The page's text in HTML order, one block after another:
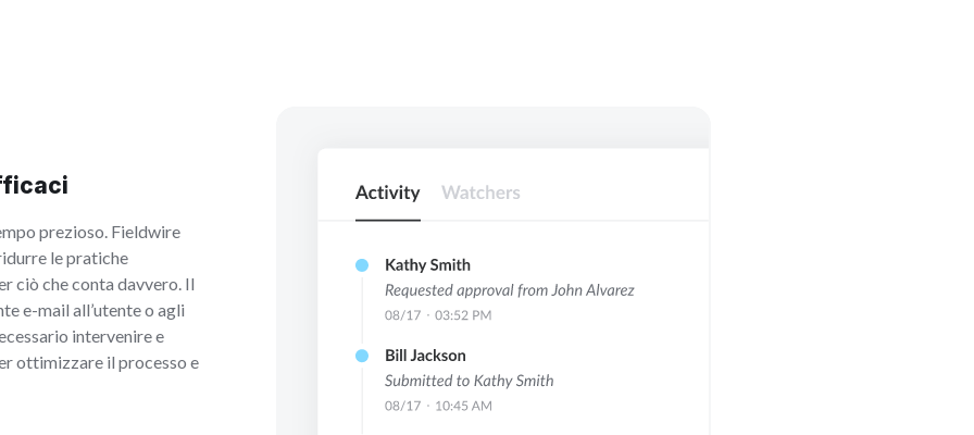
prezioso. Fieldwire
le pratiche
ciò che conta davvero. Il
e-mail all’utente o agli
intervenire e
ottimizzare il processo e